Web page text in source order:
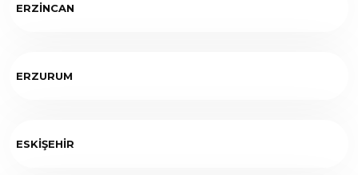
ERZİNCAN
ERZURUM
ESKİŞEHİR